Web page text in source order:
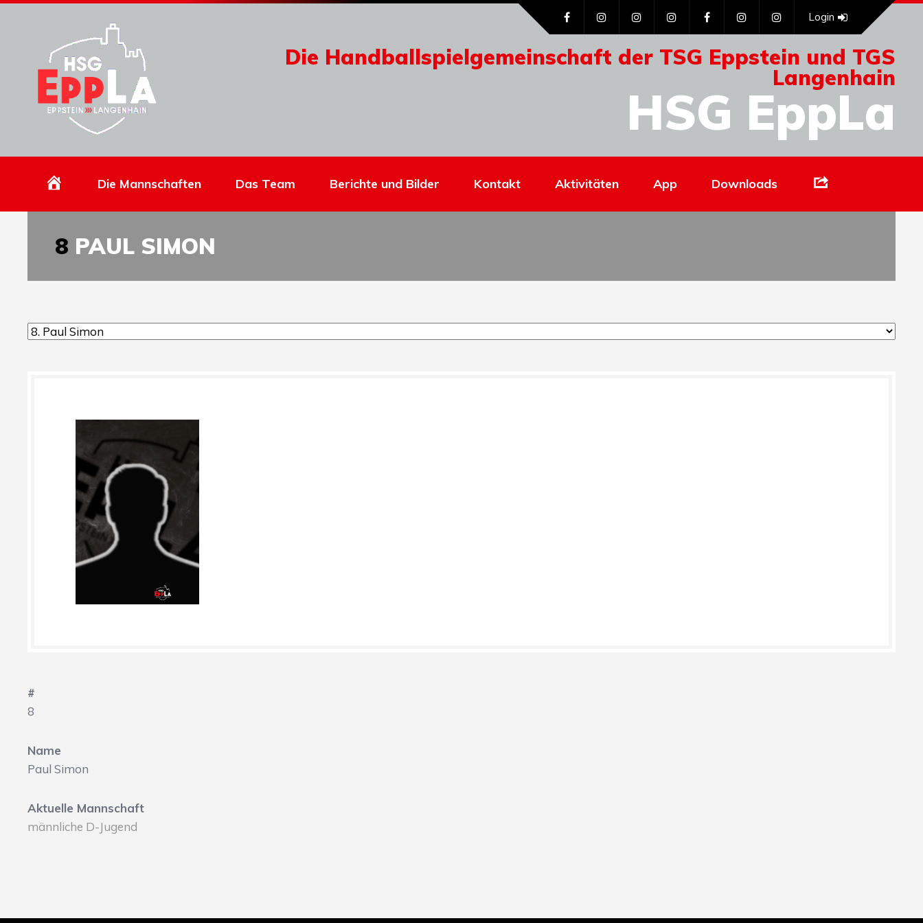
Die Handballspielgemeinschaft der TSG Eppstein und TGS
Langenhain
HSG EppLa
Login
HomepageDie Mannschaften Das Team Berichte und Bilder Kontakt Aktivitäten App Downloads
8 PAUL SIMON
#
8
Name
Paul Simon
Aktuelle Mannschaft
männliche D-Jugend